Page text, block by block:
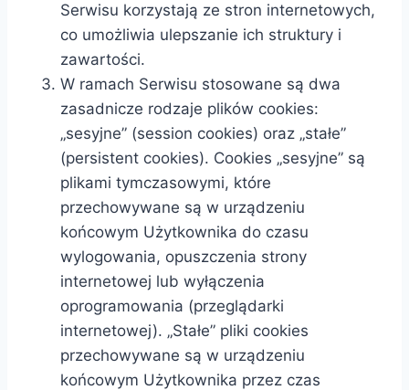
Serwisu korzystają ze stron internetowych,
co umożliwia ulepszanie ich struktury i
zawartości.
W ramach Serwisu stosowane są dwa
zasadnicze rodzaje plików cookies:
„sesyjne” (session cookies) oraz „stałe”
(persistent cookies). Cookies „sesyjne” są
plikami tymczasowymi, które
przechowywane są w urządzeniu
końcowym Użytkownika do czasu
wylogowania, opuszczenia strony
internetowej lub wyłączenia
oprogramowania (przeglądarki
internetowej). „Stałe” pliki cookies
przechowywane są w urządzeniu
końcowym Użytkownika przez czas